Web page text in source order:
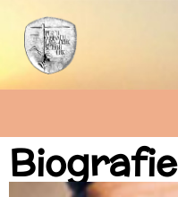
Biografie